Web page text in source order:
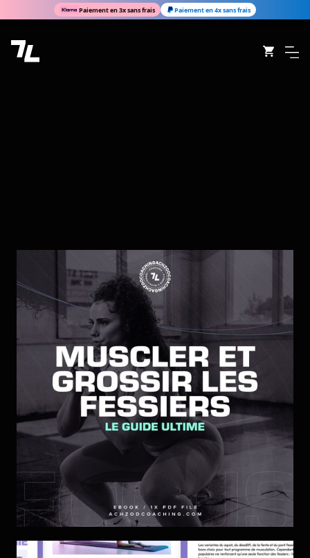
Paiement en 3x sans frais Paiement en 4x sans frais